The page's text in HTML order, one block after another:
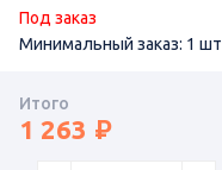
Под заказ
Минимальный заказ: 1 шт
Итого
1 263